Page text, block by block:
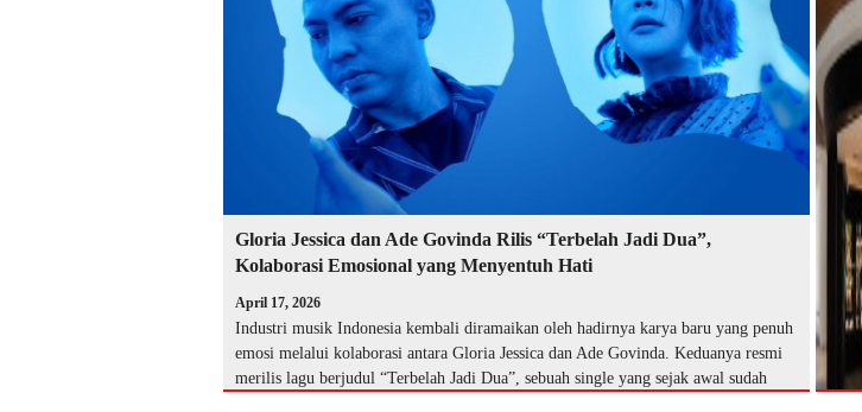
Gloria Jessica dan Ade Govinda Rilis “Terbelah Jadi Dua”,
Kolaborasi Emosional yang Menyentuh Hati
April 17, 2026
Industri musik Indonesia kembali diramaikan oleh hadirnya karya baru yang penuh
emosi melalui kolaborasi antara Gloria Jessica dan Ade Govinda. Keduanya resmi
merilis lagu berjudul “Terbelah Jadi Dua”, sebuah single yang sejak awal sudah